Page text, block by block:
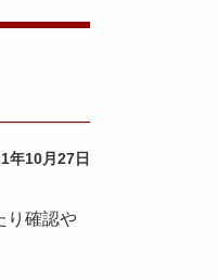
年10月27日
り確認や